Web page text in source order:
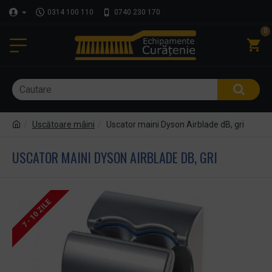
0314 100 110 0740 230 170
0
Uscătoare mâini Uscator maini Dyson Airblade dB, gri
USCATOR MAINI DYSON AIRBLADE DB, GRI
7 - 10 ZILE